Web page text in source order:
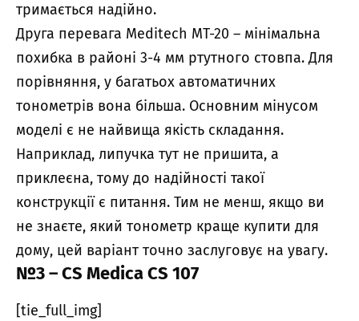
тримається надійно.
Друга перевага Meditech MT-20 – мінімальна
похибка в районі 3-4 мм ртутного стовпа. Для
порівняння, у багатьох автоматичних
тонометрів вона більша. Основним мінусом
моделі є не найвища якість складання.
Наприклад, липучка тут не пришита, а
приклеєна, тому до надійності такої
конструкції є питання. Тим не менш, якщо ви
не знаєте, який тонометр краще купити для
дому, цей варіант точно заслуговує на увагу.
№3 – CS Medica CS 107
[tie_full_img]